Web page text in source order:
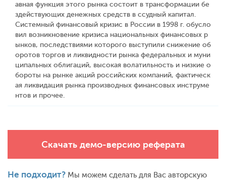
авная функция этого рынка состоит в трансформации бе
здействующих денежных средств в ссудный капитал.
Системный финансовый кризис в России в 1998 г. обусло
вил возникновение кризиса национальных финансовых р
ынков, последствиями которого выступили снижение об
оротов торгов и ликвидности рынка федеральных и муни
ципальных облигаций, высокая волатильность и низкие о
бороты на рынке акций российских компаний, фактическ
ая ликвидация рынка производных финансовых инструме
нтов и прочее.
Скачать демо-версию реферата
Не подходит? Мы можем сделать для Вас авторскую